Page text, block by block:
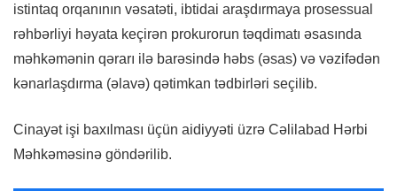
istintaq orqanının vəsatəti, ibtidai araşdırmaya prosessual
rəhbərliyi həyata keçirən prokurorun təqdimatı əsasında
məhkəmənin qərarı ilə barəsində həbs (əsas) və vəzifədən
kənarlaşdırma (əlavə) qətimkan tədbirləri seçilib.
Cinayət işi baxılması üçün aidiyyəti üzrə Cəlilabad Hərbi
Məhkəməsinə göndərilib.